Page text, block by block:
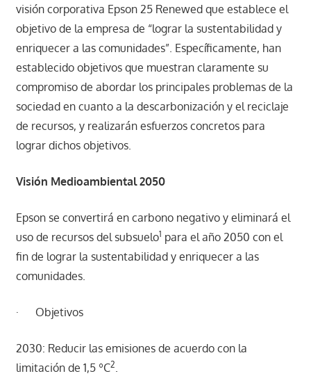
visión corporativa Epson 25 Renewed que establece el
objetivo de la empresa de “lograr la sustentabilidad y
enriquecer a las comunidades”. Específicamente, han
establecido objetivos que muestran claramente su
compromiso de abordar los principales problemas de la
sociedad en cuanto a la descarbonización y el reciclaje
de recursos, y realizarán esfuerzos concretos para
lograr dichos objetivos.
Visión Medioambiental 2050
Epson se convertirá en carbono negativo y eliminará el
uso de recursos del subsuelo1 para el año 2050 con el
fin de lograr la sustentabilidad y enriquecer a las
comunidades.
· Objetivos
2030: Reducir las emisiones de acuerdo con la
limitación de 1,5 ºC2.